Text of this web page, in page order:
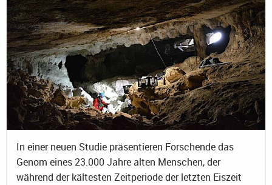
In einer neuen Studie präsentieren Forschende das
Genom eines 23.000 Jahre alten Menschen, der
während der kältesten Zeitperiode der letzten Eiszeit